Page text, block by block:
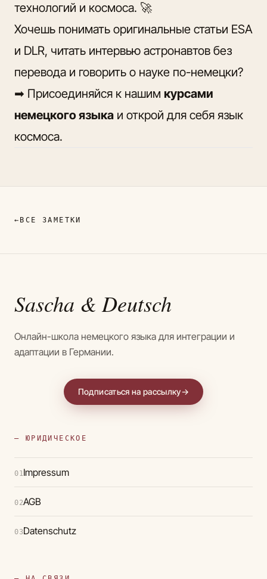
технологий и космоса. 🚀
Хочешь понимать оригинальные статьи ESA
и DLR, читать интервью астронавтов без
перевода и говорить о науке по-немецки?
➡ Присоединяйся к нашим курсами
немецкого языка и открой для себя язык
космоса.
← ВСЕ ЗАМЕТКИ
Sascha & Deutsch
Онлайн-школа немецкого языка для интеграции и
адаптации в Германии.
Подписаться на рассылку→
— ЮРИДИЧЕСКОЕ
01Impressum
02AGB
03Datenschutz